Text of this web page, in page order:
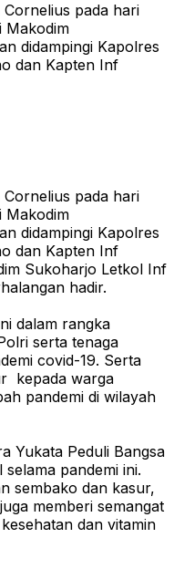
pada hari
Makodim
didampingi Kapolres
dan Kapten Inf
pada hari
Makodim
didampingi Kapolres
dan Kapten Inf
Sukoharjo Letkol Inf
hadir.
dalam rangka
serta tenaga
covid-19. Serta
kepada warga
pandemi di wilayah
Yukata Peduli Bangsa
pandemi ini.
sembako dan kasur,
memberi semangat
dan vitamin